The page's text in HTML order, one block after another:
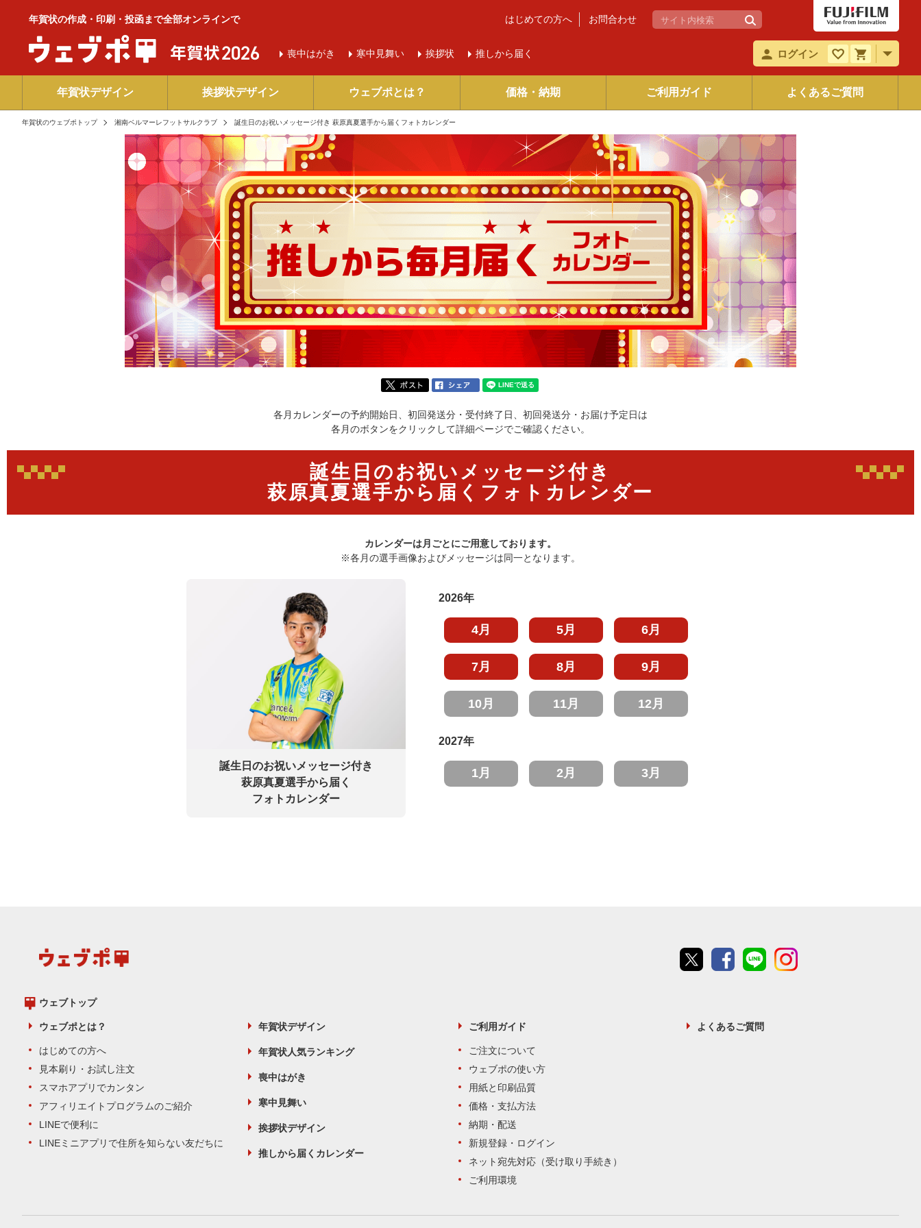
年賀状の作成・印刷・投函まで全部オンラインで
喪中はがき 寒中 見舞い 挨拶状 推しから届く
はじめての方へ お問合わせ
ログイン
年賀状デザイン 挨拶状デザイン ウェブポとは？ 価格・納期 ご利用ガイド よくあるご質問
年賀状のウェブポトップ 湘南ベルマーレフットサルクラブ 誕生日のお祝いメッセージ付き 萩原真夏選手から届くフォトカレンダー
各月カレンダーの予約開始日、初回発送分・受付終了日、初回発送分・お届け予定日は
各月のボタンをクリックして詳細ページでご確認ください。
誕生日のお祝いメッセージ付き
萩原真夏選手から届く フォトカレンダー
カレンダーは月ごとにご用意しております。
※各月の選手画像およびメッセージは同一となります。
誕生日のお祝いメッセージ付き
萩原真夏選手から届く
フォトカレンダー
2026年
4月 5月 6月
7月 8月 9月
10月 11月 12月
2027年
1月 2月 3月
ウェブトップ
ウェブポとは？
はじめての方へ
見本刷り・お試し注文
スマホアプリでカンタン
アフィリエイトプログラムのご紹介
LINEで便利に
LINEミニアプリで住所を知らない友だちに
年賀状デザイン
年賀状人気ランキング
喪中はがき
寒中見舞い
挨拶状デザイン
推しから届くカレンダー
ご利用ガイド
ご注文について
ウェブポの使い方
用紙と印刷品質
価格・支払方法
納期・配送
新規登録・ログイン
ネット宛先対応（受け取り手続き）
ご利用環境
よくあるご質問
Twitter Facebookline